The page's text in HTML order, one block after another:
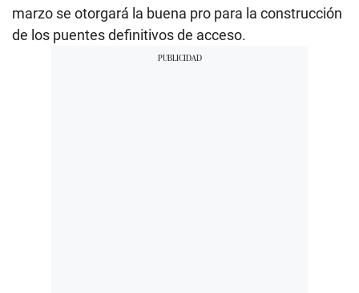
marzo se otorgará la buena pro para la construcción
de los puentes definitivos de acceso.